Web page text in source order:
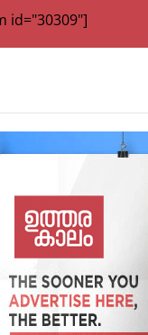
id="30309"]